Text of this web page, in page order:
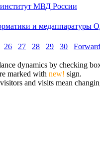
МВД России
и медаппаратуры
26 27 28 29 30 Forward
dynamics by checking
marked with new! sign.
and visits mean